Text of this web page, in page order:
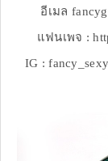
อีเมล
แฟนเพจ :
IG :